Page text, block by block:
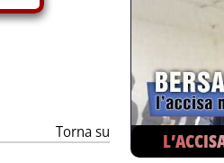
Torna su